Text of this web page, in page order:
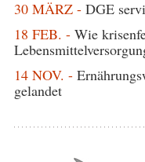
30 MÄRZ - DGE
18 FEB. - Wie
14 NOV. -
gelandet